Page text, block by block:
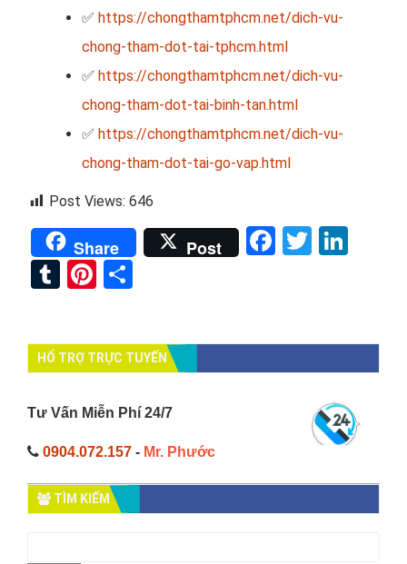
✅ https://chongthamtphcm.net/dich-vu-
chong-tham-dot-tai-tphcm.html
✅ https://chongthamtphcm.net/dich-vu-
chong-tham-dot-tai-binh-tan.html
✅ https://chongthamtphcm.net/dich-vu-
chong-tham-dot-tai-go-vap.html
Post Views: 646
Share Post Facebook
Twitter
TumblrPinterest
HỔ TRỢ TRỰC TUYẾN
Tư Vấn Miễn Phí 24/7
0904.072.157 - Mr. Phước
TÌM KIẾM